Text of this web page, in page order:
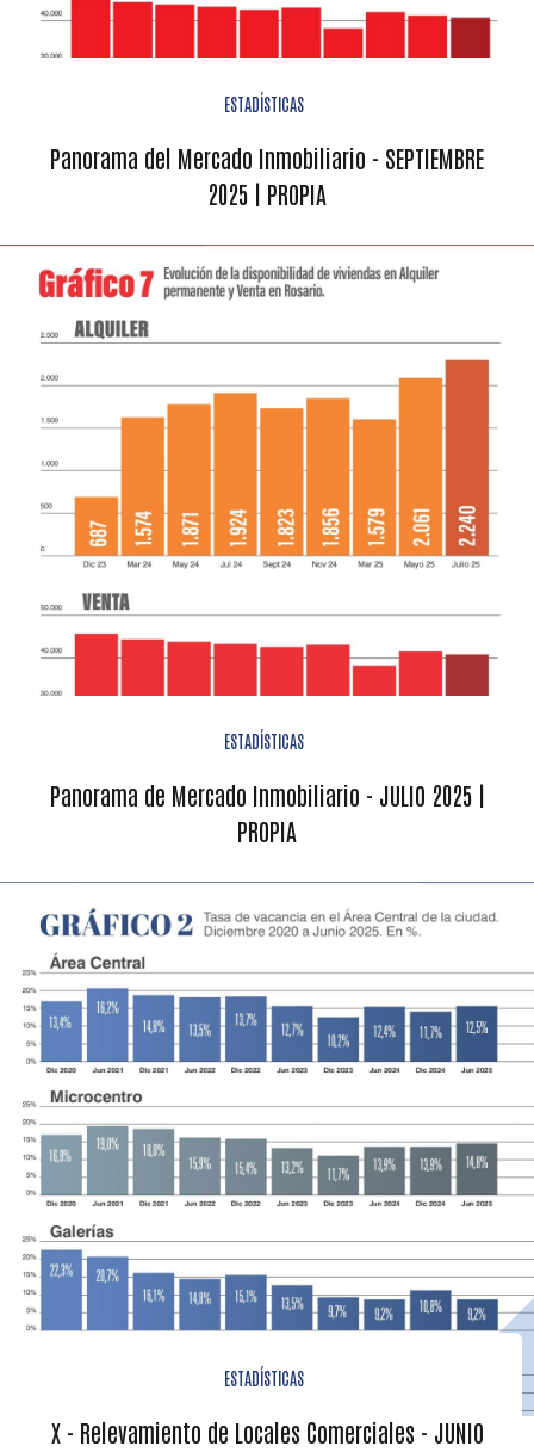
ESTADÍSTICAS
Panorama del Mercado Inmobiliario - SEPTIEMBRE
2025 | PROPIA
ESTADÍSTICAS
Panorama de Mercado Inmobiliario - JULIO 2025 |
PROPIA
ESTADÍSTICAS
X - Relevamiento de Locales Comerciales - JUNIO